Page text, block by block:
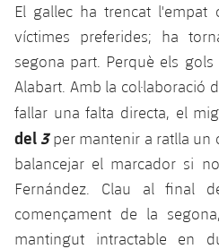
Classificació
Jugadors
Fotos
Història
Palmarès
Jugadors
Classificació
Juvenil
Infantil
Aleví
Informació general
plusicon
més
Notícies
Atletisme
plusicon
més
Masculí
Femení
Bàsquet en cadira de
plusicon
més
Actualitat
Jugadors
Hockey gel
plusicon
més
Hoquei herba
plusicon
més
El gallec ha trencat l'empat
víctimes preferides; ha
segona part. Perquè els
Alabart. Amb la col·laboració
fallar una falta directa, el
del 3 per mantenir a ratlla
balancejar el marcador si
Fernández. Clau al final
començament de la
mantingut intractable en